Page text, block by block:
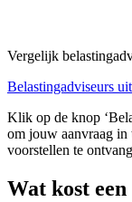
Vergelijk
Belastingadviseurs
Klik op de knop
om jouw aanvraag
voorstellen te
Wat kost